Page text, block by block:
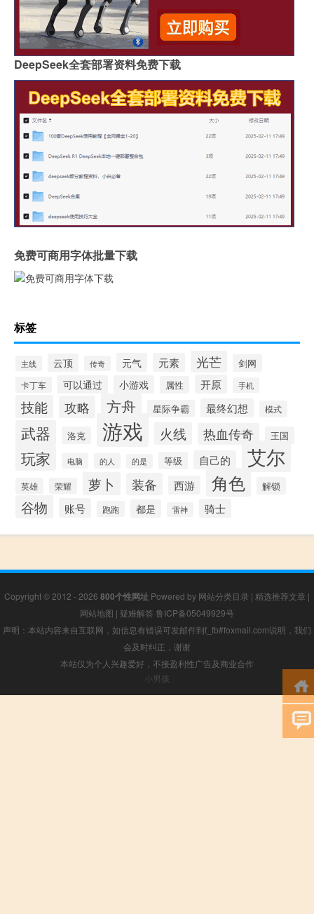
DeepSeek全套部署资料免费下载
免费可商用字体批量下载
标签
主线 云顶 传奇 元气 元素 光芒 剑网
卡丁车 可以通过 小游戏 属性 开原 手机
技能 攻略 方舟 星际争霸 最终幻想 模式
武器 洛克 游戏 火线 热血传奇 王国
玩家 电脑 的人 的是 等级 自己的 艾尔
英雄 荣耀 萝卜 装备 西游 角色 解锁
谷物 账号 跑跑 都是 雷神 骑士
Copyright © 2012 - 2026 800个性网址 Powered by 网站分类目录 | 精选推荐文章 |
网站地图 | 疑难解答 鲁ICP备05049929号
声明：本站内容来自互联网，如信息有错误可发邮件到f_fb#foxmail.com说明，我们
会及时纠正，谢谢
本站仅为个人兴趣爱好，不接盈利性广告及商业合作
小男孩